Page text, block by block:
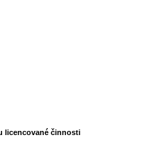
licencované činnosti